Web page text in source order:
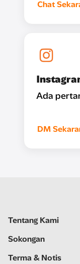
Chat
Ada
DM
Tentang Kami
Syarikat Kami
Sokongan
Soalan Lazim
Terma & Notis